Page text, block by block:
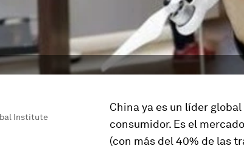
Institute
China ya es un líder
consumidor. Es el
(con más del 40% de las